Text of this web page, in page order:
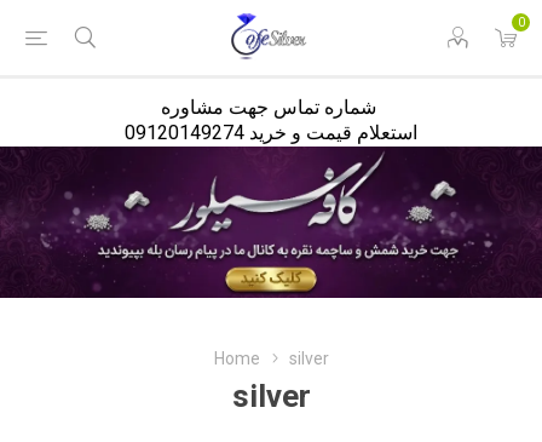
0
استعلام قیمت و خرید 09120149274
Home silver
silver